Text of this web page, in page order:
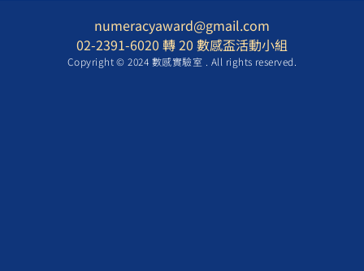
numeracyaward@gmail.com
02-2391-6020 轉 20 數感盃活動小組
Copyright © 2024 數感實驗室 . All rights reserved.